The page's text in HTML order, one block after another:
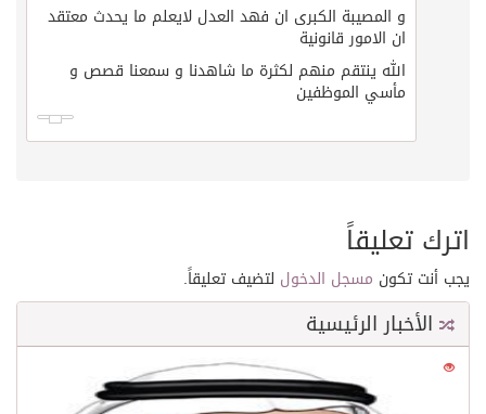
و المصيبة الكبرى ان فهد العدل لايعلم ما يحدث معتقد
ان الامور قانونية
الله ينتقم منهم لكثرة ما شاهدنا و سمعنا قصص و
مأسي الموظفين
اترك تعليقاً
يجب أنت تكون مسجل الدخول لتضيف تعليقاً.
الأخبار الرئيسية
21573